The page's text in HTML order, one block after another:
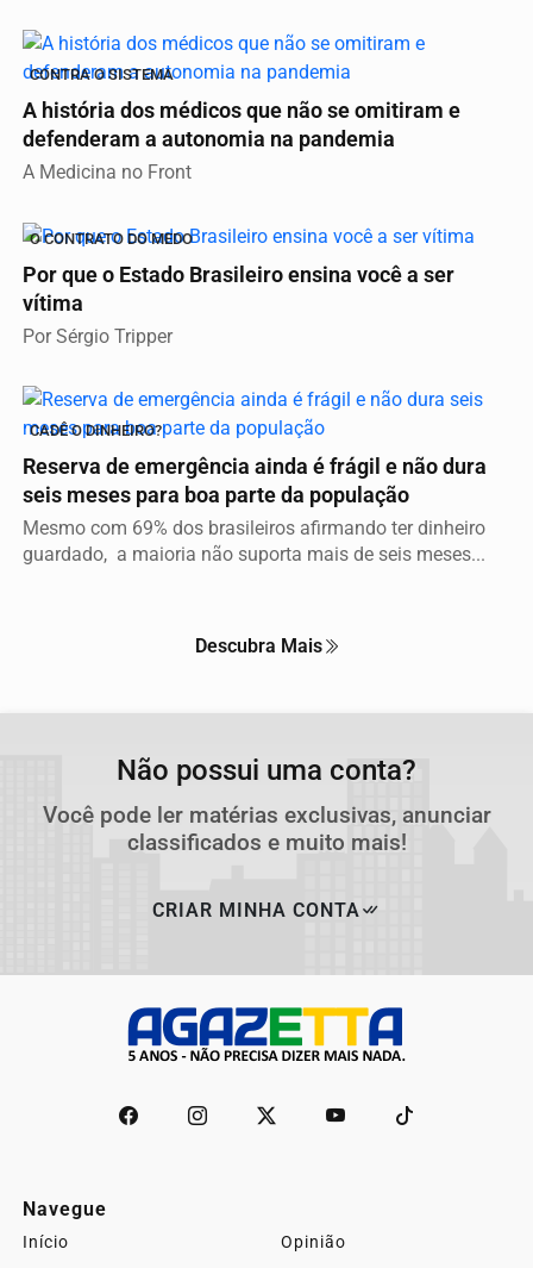
CONTRA O SISTEMA
A história dos médicos que não se omitiram e
defenderam a autonomia na pandemia
A Medicina no Front
O CONTRATO DO MEDO
Por que o Estado Brasileiro ensina você a ser
vítima
Por Sérgio Tripper
CADÊ O DINHEIRO?
Reserva de emergência ainda é frágil e não dura
seis meses para boa parte da população
Mesmo com 69% dos brasileiros afirmando ter dinheiro
guardado, a maioria não suporta mais de seis meses...
Descubra Mais
Não possui uma conta?
Você pode ler matérias exclusivas, anunciar
classificados e muito mais!
CRIAR MINHA CONTA
Navegue
Início
Opinião